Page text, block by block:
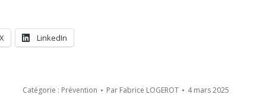
X LinkedIn
Catégorie : Prévention Par Fabrice LOGEROT 4 mars 2025